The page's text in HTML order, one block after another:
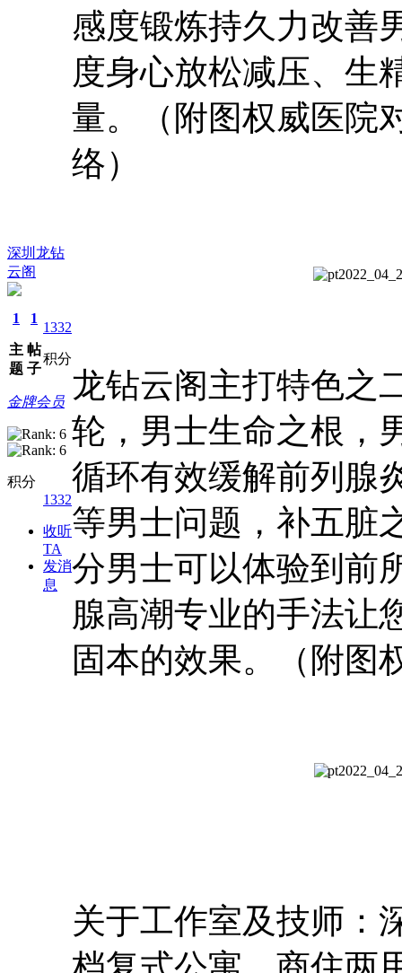
深圳龙钻
云阁
1
主
题
1
帖
子
1332
积分
金牌会员
积分
1332
收听
TA
发消
息
感度锻炼持久力改善
度身心放松减压、生
量。（附图权威医院
络）
龙钻云阁主打特色之
轮，男士生命之根，
循环有效缓解前列腺
等男士问题，补五脏
分男士可以体验到前
腺高潮专业的手法让
固本的效果。（附图
关于工作室及技师：